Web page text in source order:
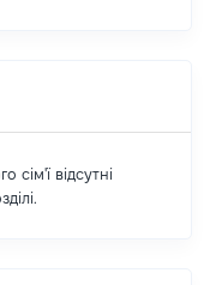
сім'ї відсутні